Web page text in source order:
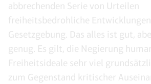
abbrechenden Serie von Urteilen
freiheitsbedrohliche
Gesetzgebung. Das alles ist gut,
genug. Es gilt, die Negierung
Freiheitsideale sehr viel
zum Gegenstand kritischer